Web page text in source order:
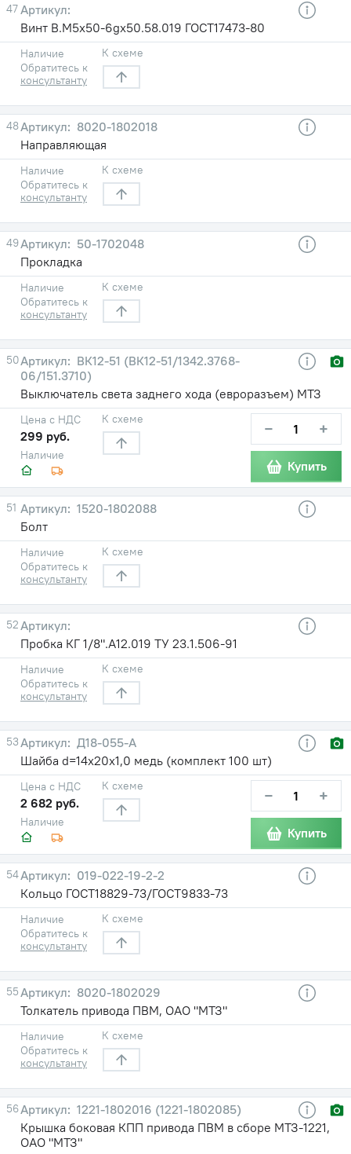
47
Винт B.M5х50-6gх50.58.019 ГОСТ17473-80
Наличие
Обратитесь к
консультанту
К схеме
48
8020-1802018
Направляющая
Наличие
Обратитесь к
консультанту
К схеме
49
50-1702048
Прокладка
Наличие
Обратитесь к
консультанту
К схеме
50
ВК12-51 (ВК12-51/1342.3768-
06/151.3710)
Выключатель света заднего хода (евроразъем) МТЗ
Наличие
Цена с НДС
299 руб.
К схеме − +
Купить
51
1520-1802088
Болт
Наличие
Обратитесь к
консультанту
К схеме
52
Пробка КГ 1/8".А12.019 ТУ 23.1.506-91
Наличие
Обратитесь к
консультанту
К схеме
53
Д18-055-А
Шайба d=14х20х1,0 медь (комплект 100 шт)
Наличие
Цена с НДС
2 682 руб.
К схеме − +
Купить
54
019-022-19-2-2
Кольцо ГОСТ18829-73/ГОСТ9833-73
Наличие
Обратитесь к
консультанту
К схеме
55
8020-1802029
Толкатель привода ПВМ, ОАО "МТЗ"
Наличие
Обратитесь к
консультанту
К схеме
56
1221-1802016 (1221-1802085)
Крышка боковая КПП привода ПВМ в сборе МТЗ-1221,
ОАО "МТЗ"